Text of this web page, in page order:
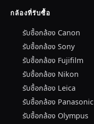
กล้องที่รับซื้อ
รับซื้อกล้อง Canon
รับซื้อกล้อง Sony
รับซื้อกล้อง Fujifilm
รับซื้อกล้อง Nikon
รับซื้อกล้อง Leica
รับซื้อกล้อง Panasonic
รับซื้อกล้อง Olympus